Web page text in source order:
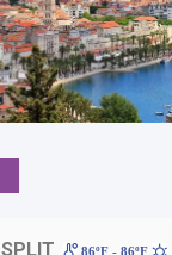
SPLIT 86ºF - 86ºF